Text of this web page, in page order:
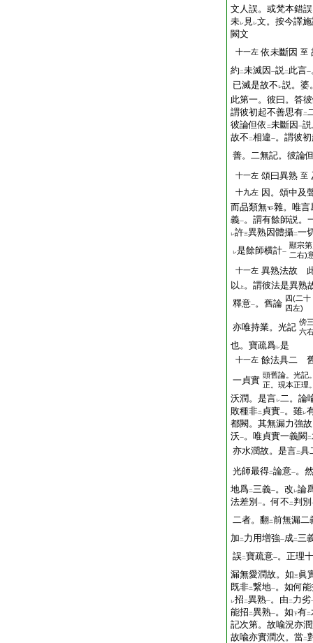
文人誤。或梵本錯
未レ 見レ文。按今譯
闕文
十一左 依未斷因 至
約 二未滅因 一説二 此言一
已滅是故不 レ説。婆
此第一。彼曰。答
謂彼初起不善思有二
彼論但依 二未斷因 一
故不 二相違一。謂彼
善。二無記。彼論
十一左 頌曰異熟 至
十九左 因。頌中及
而品類無
雜。唯言
義一。謂有餘師説。
レ許三異熟因體攝二一
レ是餘師横計一
顯宗
二右)
十一左 異熟法故
以
上 。謂彼法是異熟
釋意一。舊論 四(二十
四左)
亦唯持業。光記 傍
六
也。寶疏爲レ是
十一左 餘法具二
一貞實 頭舊論。光記
正。現本正理
沃潤。是言レ二。論
敗種非二 貞實一。雖レ
都闕。其無漏力強
沃一。唯貞實一義闕 二
亦水潤故。是言二具
光師最得二論意一。
地爲二三義一。改 レ論
法差別 一。何不 二判別
二者。翻二前無漏二
加 二 力用増強一成二三
誤二寶疏意一。正理
漏無愛潤故。如三眞
既非二繋地一。如何
レ招 二異熟一。由 二 力劣
能招 二異熟一。如下有二
記次第。故喩況亦
故喩亦實潤次。當二